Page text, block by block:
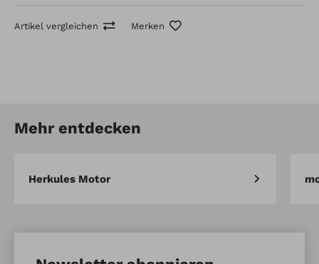
Artikel vergleichen Merken
Trimmer Ersatzfadenspule
Mehr entdecken
Herkules Motor